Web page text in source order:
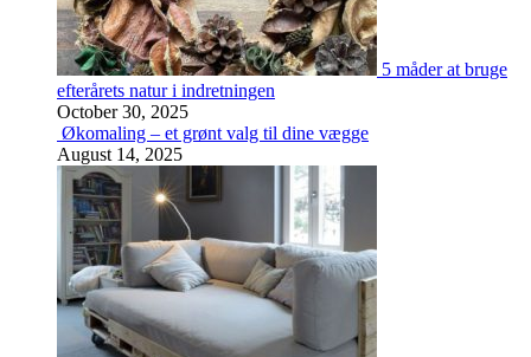
5 måder at bruge
efterårets natur i indretningen
October 30, 2025
Økomaling – et grønt valg til dine vægge
August 14, 2025